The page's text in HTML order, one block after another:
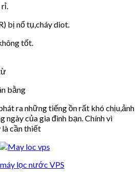
bị nổ tụ,cháy diot.
tốt.
bằng
ra những tiếng ồn rất khó chịu,ảnh
ngày của gia đình bạn. Chính vì
là cần thiết
lọc nước VPS